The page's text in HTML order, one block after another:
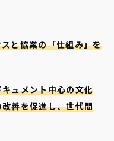
と協業の「仕組み」を
ュメント中心の文化
善を促進し、世代間